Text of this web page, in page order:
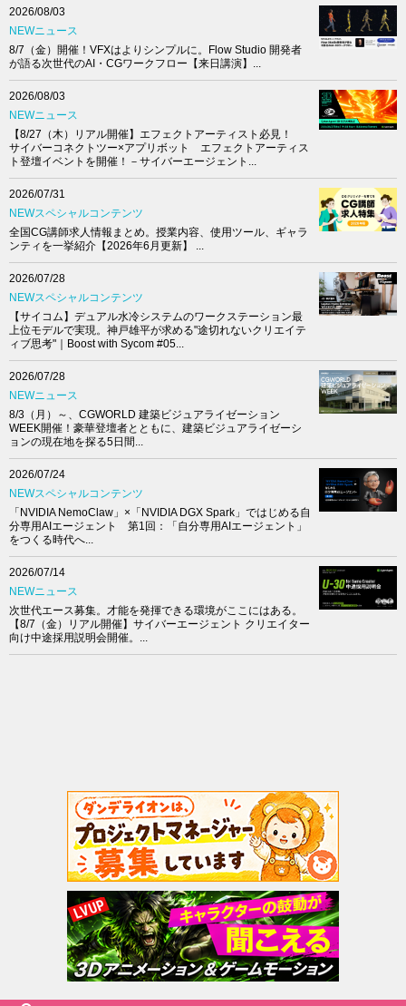
2026/08/03
NEWニュース
8/7（金）開催！VFXはよりシンプルに。Flow Studio 開発者
が語る次世代のAI・CGワークフロー【来日講演】...
2026/08/03
NEWニュース
【8/27（木）リアル開催】エフェクトアーティスト必見！
サイバーコネクトツー×アプリボット エフェクトアーティス
ト登壇イベントを開催！－サイバーエージェント...
2026/07/31
NEWスペシャルコンテンツ
全国CG講師求人情報まとめ。授業内容、使用ツール、ギャラ
ンティを一挙紹介【2026年6月更新】 ...
2026/07/28
NEWスペシャルコンテンツ
【サイコム】デュアル水冷システムのワークステーション最
上位モデルで実現。神戸雄平が求める"途切れないクリエイテ
ィブ思考"｜Boost with Sycom #05...
2026/07/28
NEWニュース
8/3（月）～、CGWORLD 建築ビジュアライゼーション
WEEK開催！豪華登壇者とともに、建築ビジュアライゼーシ
ョンの現在地を探る5日間...
2026/07/24
NEWスペシャルコンテンツ
「NVIDIA NemoClaw」×「NVIDIA DGX Spark」ではじめる自
分専用AIエージェント 第1回：「自分専用AIエージェント」
をつくる時代へ...
2026/07/14
NEWニュース
次世代エース募集。才能を発揮できる環境がここにはある。
【8/7（金）リアル開催】サイバーエージェント クリエイター
向け中途採用説明会開催。...